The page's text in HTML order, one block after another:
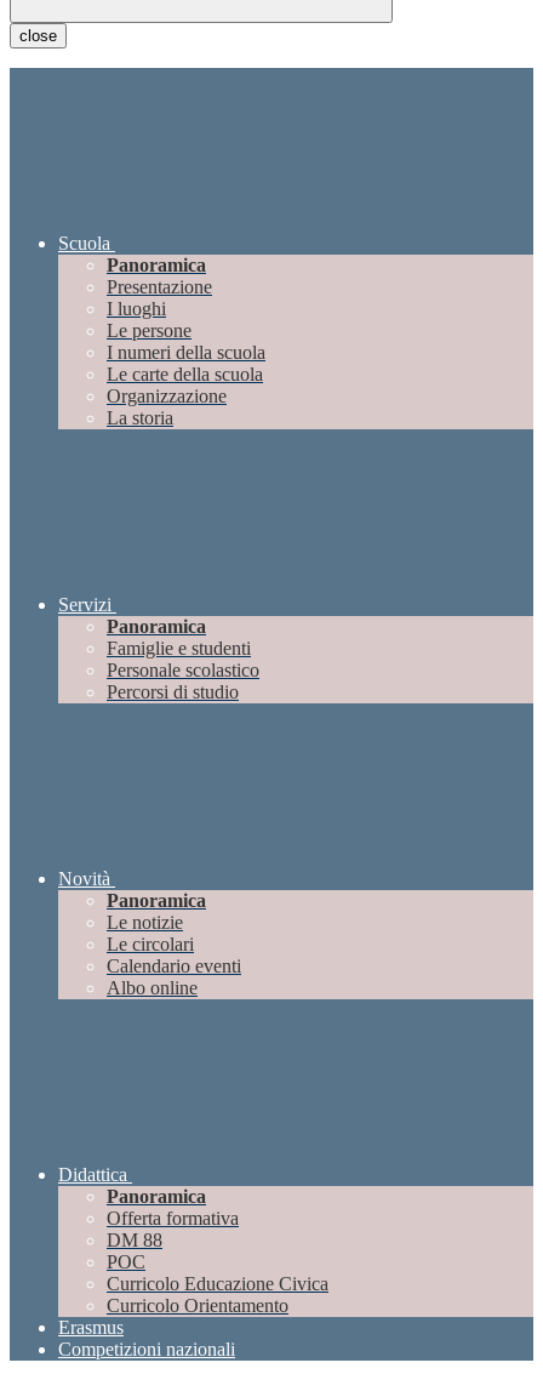
close
Scuola
Panoramica
Presentazione
I luoghi
Le persone
I numeri della scuola
Le carte della scuola
Organizzazione
La storia
Servizi
Panoramica
Famiglie e studenti
Personale scolastico
Percorsi di studio
Novità
Panoramica
Le notizie
Le circolari
Calendario eventi
Albo online
Didattica
Panoramica
Offerta formativa
DM 88
POC
Curricolo Educazione Civica
Curricolo Orientamento
Erasmus
Competizioni nazionali